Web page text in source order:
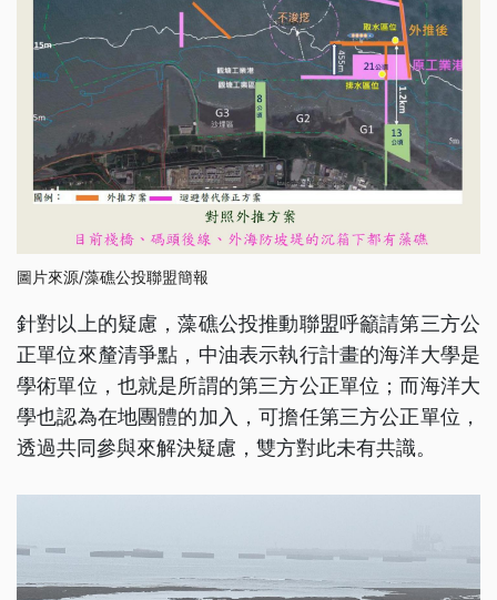
圖片來源/藻礁公投聯盟簡報
針對以上的疑慮，藻礁公投推動聯盟呼籲請第三方公
正單位來釐清爭點，中油表示執行計畫的海洋大學是
學術單位，也就是所謂的第三方公正單位；而海洋大
學也認為在地團體的加入，可擔任第三方公正單位，
透過共同參與來解決疑慮，雙方對此未有共識。